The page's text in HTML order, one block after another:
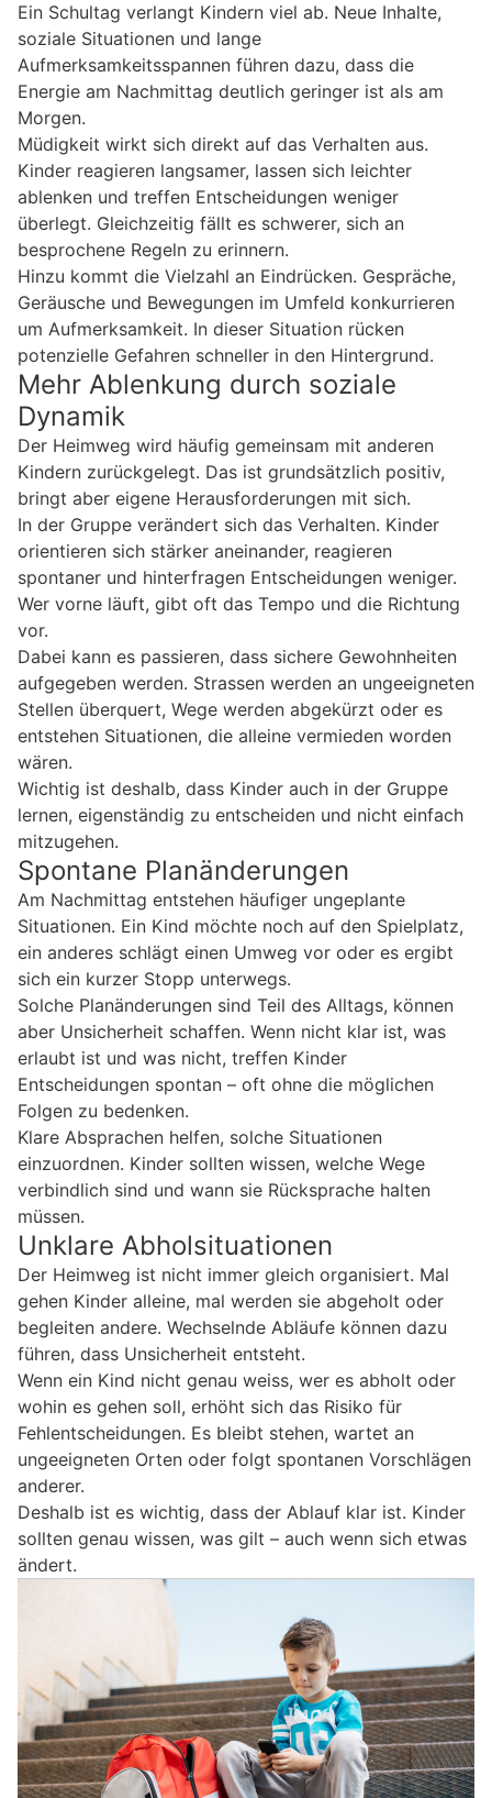
Ein Schultag verlangt Kindern viel ab. Neue Inhalte,
soziale Situationen und lange
Aufmerksamkeitsspannen führen dazu, dass die
Energie am Nachmittag deutlich geringer ist als am
Morgen.
Müdigkeit wirkt sich direkt auf das Verhalten aus.
Kinder reagieren langsamer, lassen sich leichter
ablenken und treffen Entscheidungen weniger
überlegt. Gleichzeitig fällt es schwerer, sich an
besprochene Regeln zu erinnern.
Hinzu kommt die Vielzahl an Eindrücken. Gespräche,
Geräusche und Bewegungen im Umfeld konkurrieren
um Aufmerksamkeit. In dieser Situation rücken
potenzielle Gefahren schneller in den Hintergrund.
Mehr Ablenkung durch soziale
Dynamik
Der Heimweg wird häufig gemeinsam mit anderen
Kindern zurückgelegt. Das ist grundsätzlich positiv,
bringt aber eigene Herausforderungen mit sich.
In der Gruppe verändert sich das Verhalten. Kinder
orientieren sich stärker aneinander, reagieren
spontaner und hinterfragen Entscheidungen weniger.
Wer vorne läuft, gibt oft das Tempo und die Richtung
vor.
Dabei kann es passieren, dass sichere Gewohnheiten
aufgegeben werden. Strassen werden an ungeeigneten
Stellen überquert, Wege werden abgekürzt oder es
entstehen Situationen, die alleine vermieden worden
wären.
Wichtig ist deshalb, dass Kinder auch in der Gruppe
lernen, eigenständig zu entscheiden und nicht einfach
mitzugehen.
Spontane Planänderungen
Am Nachmittag entstehen häufiger ungeplante
Situationen. Ein Kind möchte noch auf den Spielplatz,
ein anderes schlägt einen Umweg vor oder es ergibt
sich ein kurzer Stopp unterwegs.
Solche Planänderungen sind Teil des Alltags, können
aber Unsicherheit schaffen. Wenn nicht klar ist, was
erlaubt ist und was nicht, treffen Kinder
Entscheidungen spontan – oft ohne die möglichen
Folgen zu bedenken.
Klare Absprachen helfen, solche Situationen
einzuordnen. Kinder sollten wissen, welche Wege
verbindlich sind und wann sie Rücksprache halten
müssen.
Unklare Abholsituationen
Der Heimweg ist nicht immer gleich organisiert. Mal
gehen Kinder alleine, mal werden sie abgeholt oder
begleiten andere. Wechselnde Abläufe können dazu
führen, dass Unsicherheit entsteht.
Wenn ein Kind nicht genau weiss, wer es abholt oder
wohin es gehen soll, erhöht sich das Risiko für
Fehlentscheidungen. Es bleibt stehen, wartet an
ungeeigneten Orten oder folgt spontanen Vorschlägen
anderer.
Deshalb ist es wichtig, dass der Ablauf klar ist. Kinder
sollten genau wissen, was gilt – auch wenn sich etwas
ändert.